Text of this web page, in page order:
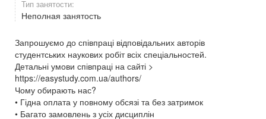
Тип занятости:
Неполная занятость
Запрошуємо до співпраці відповідальних авторів
студентських наукових робіт всіх спеціальностей.
Детальні умови співпраці на сайті >
https://easystudy.com.ua/authors/
Чому обирають нас?
• Гідна оплата у повному обсязі та без затримок
• Багато замовлень з усіх дисциплін